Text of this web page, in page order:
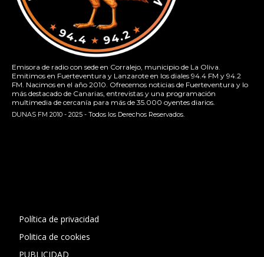
Emisora de radio con sede en Corralejo, municipio de La Oliva.
Emitimos en Fuerteventura y Lanzarote en los diales 94.4 FM y 94.2
FM. Nacimos en el año 2010. Ofrecemos noticias de Fuerteventura y lo
más destacado de Canarias, entrevistas y una programación
multimedia de cercanía para más de 35.000 oyentes diarios.
DUNAS FM 2010 - 2025 - Todos los Derechos Reservados.
Política de privacidad
Politica de cookies
PUBLICIDAD